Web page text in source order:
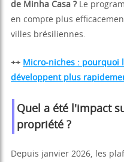
de Minha Casa ?Le
en compte plus
villes brésiliennes.
++ Micro-niches : pourquoi
développent plus
Quel a été l'impact
propriété ?
Depuis janvier 2026, les